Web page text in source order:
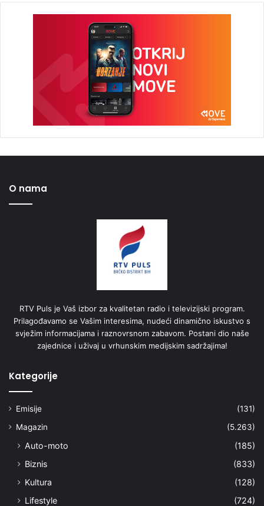
O nama
RTV Puls je Vaš izbor za kvalitetan radio i televizijski program.
Prilagođavamo se Vašim interesima, nudeći dinamično iskustvo s
svježim informacijama i raznovrsnom zabavom. Postani dio naše
zajednice i uživaj u vrhunskim medijskim sadržajima!
Kategorije
Emisije
(131)
Magazin
(5.263)
Auto-moto
(185)
Biznis
(833)
Kultura
(128)
Lifestyle
(724)